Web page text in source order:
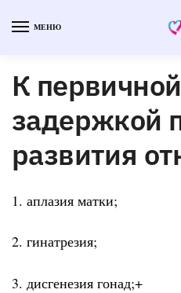
МЕНЮ
К
задержкой
развития
1. аплазия матки;
2. гинатрезия;
3. дисгенезия гонад;+